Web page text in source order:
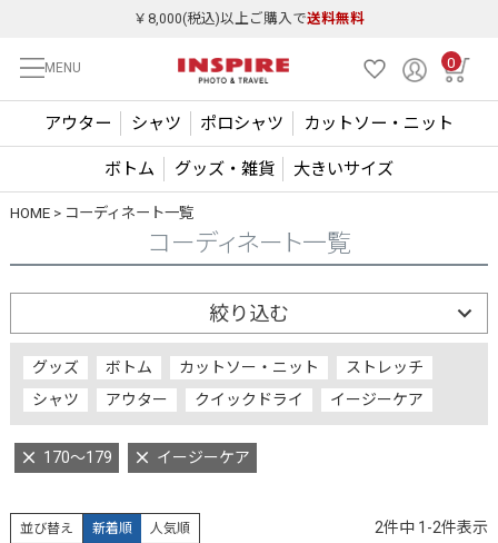
￥8,000(税込)以上ご購入で送料無料
MENU 0
アウター シャツ ポロシャツ カットソー・ニット
ボトム グッズ・雑貨 大きいサイズ
HOME コーディネート一覧
コーディネート一覧
絞り込む
グッズ ボトム カットソー・ニット
ストレッチ
シャツ
アウター クイックドライ イージーケア
170～179 イージーケア
並び替え 新着順 人気順 2件中 1 -2件表示